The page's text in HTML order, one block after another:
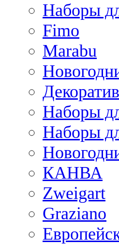
Наборы
Fimo
Marabu
Наборы
Наборы
КАНВА
Zweigart
Graziano